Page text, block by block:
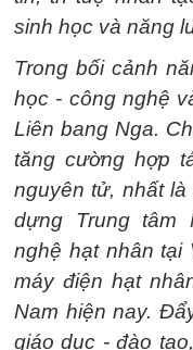
sinh học và năng
Trong bối cảnh
học - công nghệ
Liên bang Nga.
tăng cường hợp
nguyên tử, nhất
dựng Trung tâm
nghệ hạt nhân tại
máy điện hạt
Nam hiện nay.
giáo dục - đào